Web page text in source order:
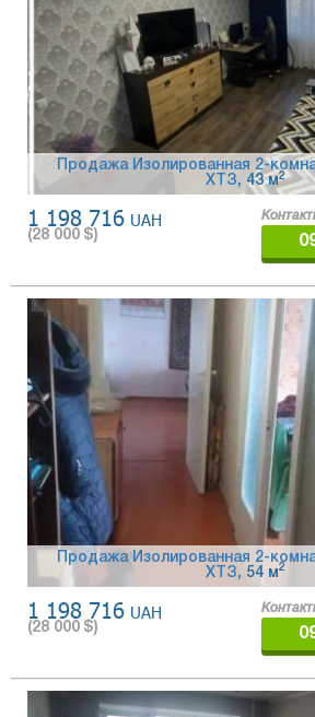
Продажа Изолированная 2-
ХТЗ, 43 м2
1 198 716 UAH
(28 000 $)
Продажа Изолированная 2-
ХТЗ, 54 м2
1 198 716 UAH
(28 000 $)